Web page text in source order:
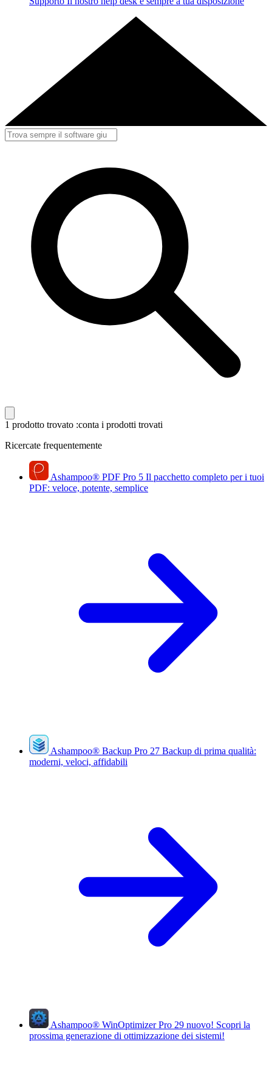
1 prodotto trovato :conta i prodotti trovati
Ricercate frequentemente
Ashampoo® PDF Pro 5 Il pacchetto completo per i tuoi
PDF: veloce, potente, semplice
Ashampoo® Backup Pro 27 Backup di prima qualità:
moderni, veloci, affidabili
Ashampoo® WinOptimizer Pro 29 nuovo! Scopri la
prossima generazione di ottimizzazione dei sistemi!